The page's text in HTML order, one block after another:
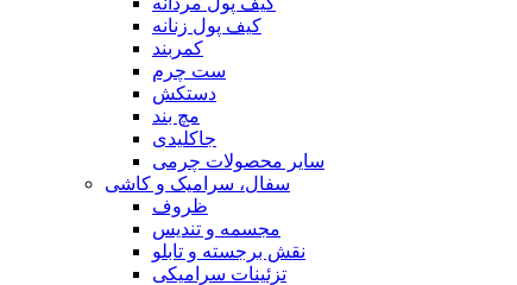
کیف پول زنانه
کمربند
ست چرم
دستکش
مچ بند
جاکلیدی
سایر محصولات چرمی
سفال، سرامیک و کاشی
ظروف
مجسمه و تندیس
نقش برجسته و تابلو
تزئینات سرامیکی